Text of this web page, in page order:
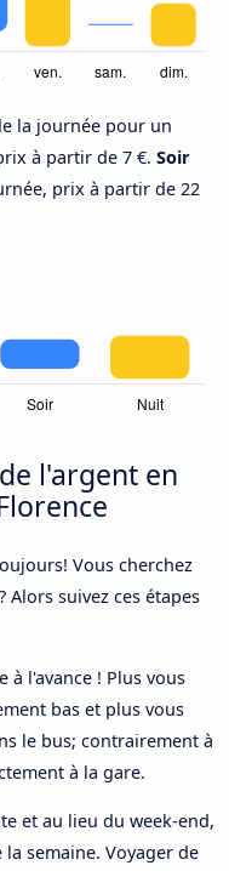
la journée pour un
à partir de 7 €. Soir
prix à partir de 22
l'argent en
Vous cherchez
Alors suivez ces étapes
à l'avance ! Plus vous
bas et plus vous
le bus; contrairement à
à la gare.
et au lieu du week-end,
semaine. Voyager de